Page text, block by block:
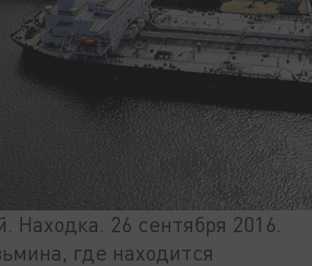
Находка. 26 сентября 2016.
где находится